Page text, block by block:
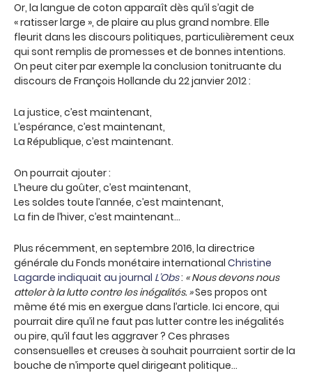
Or, la langue de coton apparaît dès qu’il s’agit de
« ratisser large », de plaire au plus grand nombre. Elle
fleurit dans les discours politiques, particulièrement ceux
qui sont remplis de promesses et de bonnes intentions.
On peut citer par exemple la conclusion tonitruante du
discours de François Hollande du 22 janvier 2012 :
La justice, c’est maintenant,
L’espérance, c’est maintenant,
La République, c’est maintenant.
On pourrait ajouter :
L’heure du goûter, c’est maintenant,
Les soldes toute l’année, c’est maintenant,
La fin de l’hiver, c’est maintenant…
Plus récemment, en septembre 2016, la directrice
générale du Fonds monétaire international Christine
Lagarde indiquait au journal L’Obs: « Nous devons nous
atteler à la lutte contre les inégalités. »Ses propos ont
même été mis en exergue dans l’article. Ici encore, qui
pourrait dire qu’il ne faut pas lutter contre les inégalités
ou pire, qu’il faut les aggraver ? Ces phrases
consensuelles et creuses à souhait pourraient sortir de la
bouche de n’importe quel dirigeant politique…